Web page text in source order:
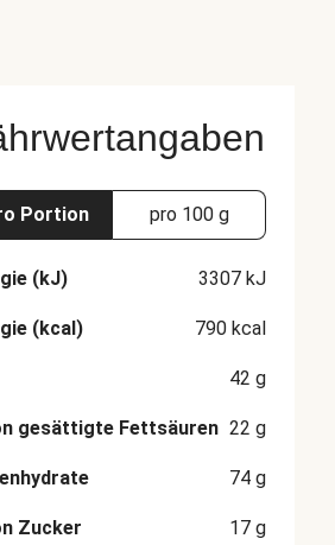
Portion pro 100 g
(kJ) 3307 kJ
(kcal) 790 kcal
42 g
gesättigte Fettsäuren 22 g
74 g
Zucker 17 g